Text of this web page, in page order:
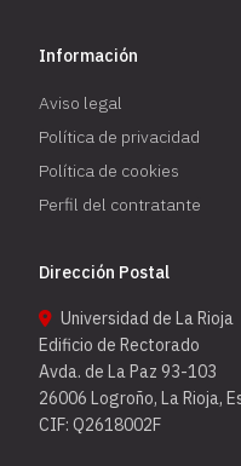
Información
Aviso legal
Política de privacidad
Política de cookies
Perfil del contratante
Dirección Postal
Universidad de La Rioja
Edificio de Rectorado
Avda. de La Paz 93-103
26006 Logroño, La Rioja,
CIF: Q2618002F